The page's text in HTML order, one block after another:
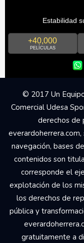
Estabilidad
+40,000
PELÍCULAS
© 2017 Un
Comercial Udesa
derechos de
navegación, bases
contenidos son
corresponde el
explotación de los
los derechos de
pública y
gratuitamente a